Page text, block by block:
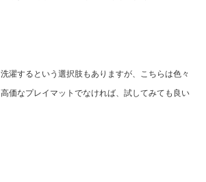
濯するという選択肢もありますが、こちらは色々
価なプレイマットでなければ、試してみても良い